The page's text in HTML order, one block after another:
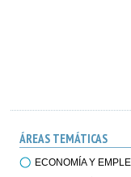
ÁREAS TEMÁTICAS
ECONOMÍA Y